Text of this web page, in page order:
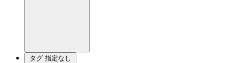
タグ 指定なし